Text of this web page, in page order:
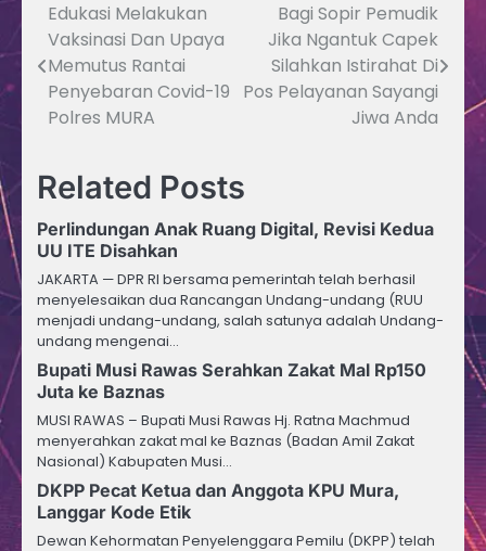
Navigasi
pos
Edukasi Melakukan
Vaksinasi Dan Upaya
Memutus Rantai
Penyebaran Covid-19
Polres MURA
Bagi Sopir Pemudik
Jika Ngantuk Capek
Silahkan Istirahat Di
Pos Pelayanan Sayangi
Jiwa Anda
Related Posts
Perlindungan Anak Ruang Digital, Revisi Kedua
UU ITE Disahkan
JAKARTA — DPR RI bersama pemerintah telah berhasil
menyelesaikan dua Rancangan Undang-undang (RUU
menjadi undang-undang, salah satunya adalah Undang-
undang mengenai…
Bupati Musi Rawas Serahkan Zakat Mal Rp150
Juta ke Baznas
MUSI RAWAS – Bupati Musi Rawas Hj. Ratna Machmud
menyerahkan zakat mal ke Baznas (Badan Amil Zakat
Nasional) Kabupaten Musi…
DKPP Pecat Ketua dan Anggota KPU Mura,
Langgar Kode Etik
Dewan Kehormatan Penyelenggara Pemilu (DKPP) telah